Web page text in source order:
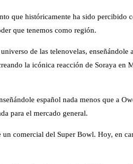
que históricamente ha sido percibido
que tenemos como región.
de las telenovelas, enseñándole
la icónica reacción de Soraya
español nada menos que a
para el mercado general.
comercial del Super Bowl. Hoy, en